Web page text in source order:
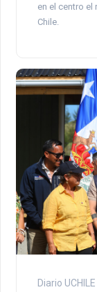
en el centro el
Chile.
Diario UCHILE